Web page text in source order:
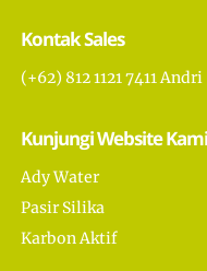
Kontak Sales
(+62) 812 1121 7411 Andri
Kunjungi Website
Ady Water
Pasir Silika
Karbon Aktif